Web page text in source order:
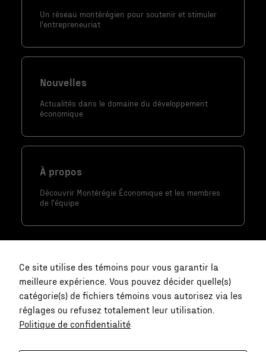
Un réseau montérégien pour soutenir et stimuler
l'entrepreneuriat
Nouvelles
Actualités dans le domaine du développement
économique
À propos
Découvrir Montérégie Économique et les membres
de l'équipe
Ce site utilise des témoins pour vous garantir la
meilleure expérience. Vous pouvez décider quelle(s)
catégorie(s) de fichiers témoins vous autorisez via les
réglages ou refusez totalement leur utilisation.
Politique de confidentialité
et la
fonction de la
utilisé.
comportement
visitez notre
site, vous
chances de
voir du
contenu et
des offres